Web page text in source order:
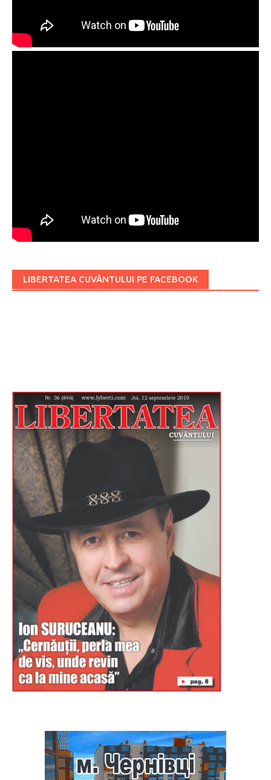
LIBERTATEA CUVÂNTULUI PE FACEBOOK